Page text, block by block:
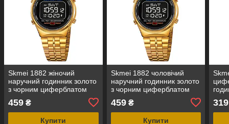
Skmei 1882 жіночий
наручний годинник золото
з чорним циферблатом
459 ₴
Купити
Skmei 1882 чоловічий
наручний годинник золото
з чорним циферблатом
459₴
Купити
319